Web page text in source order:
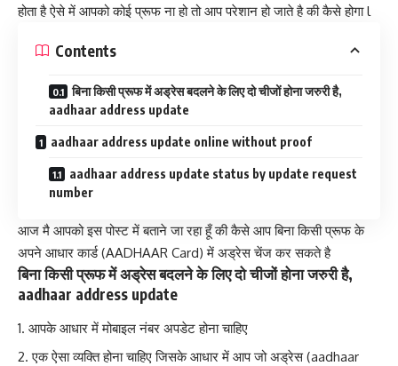
होता है ऐसे में आपको कोई प्रूफ ना हो तो आप परेशान हो जाते है की कैसे होगा l
Contents
बिना किसी प्रूफ में अड्रेस बदलने के लिए दो चीजों होना जरुरी है,
aadhaar address update
aadhaar address update online without proof
aadhaar address update status by update request
number
आज मै आपको इस पोस्ट में बताने जा रहा हूँ की कैसे आप बिना किसी प्रूफ के
अपने आधार कार्ड (AADHAAR Card) में अड्रेस चेंजकर सकते है
बिना किसी प्रूफ में अड्रेस बदलने के लिए दो चीजों होना जरुरी है,
aadhaar address update
आपके आधार में मोबाइल नंबर अपडेट होना चाहिए
एक ऐसा व्यक्ति होना चाहिए जिसके आधार में आप जो अड्रेस (aadhaar